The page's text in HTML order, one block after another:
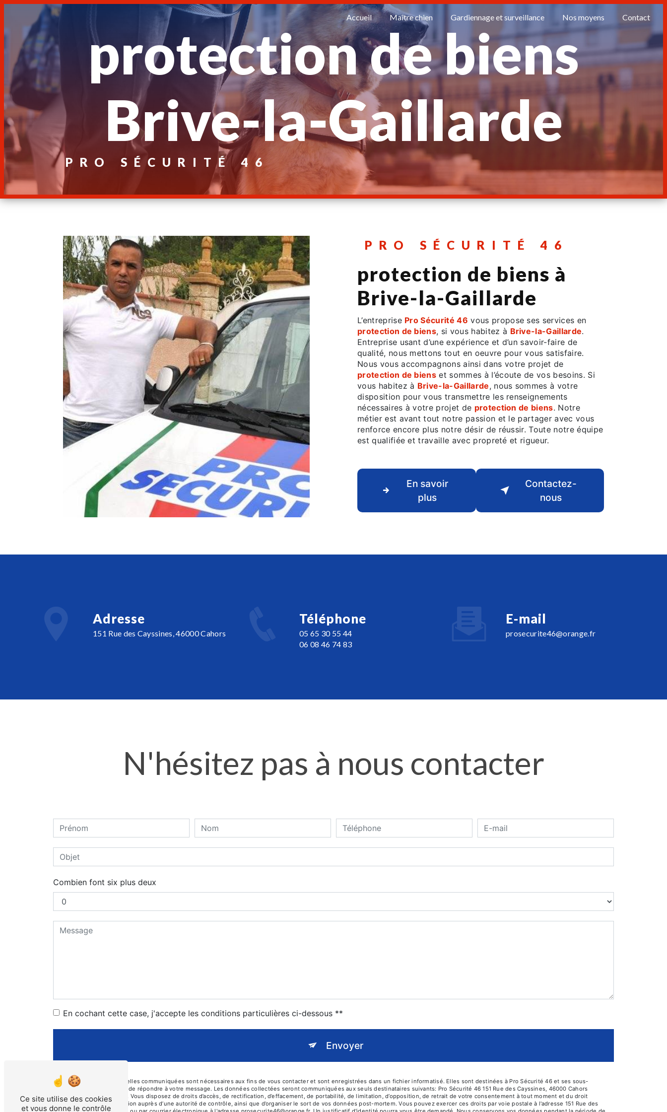
Accueil Maître chien Gardiennage et surveillance Nos moyens Contact
protection de biens
Brive-la-Gaillarde
PRO SÉCURITÉ 46
PRO SÉCURITÉ 46
protection de biens à
Brive-la-Gaillarde
L’entreprise Pro Sécurité 46 vous propose ses services en
protection de biens, si vous habitez à Brive-la-Gaillarde.
Entreprise usant d’une expérience et d’un savoir-faire de
qualité, nous mettons tout en oeuvre pour vous satisfaire.
Nous vous accompagnons ainsi dans votre projet de
protection de biens et sommes à l’écoute de vos besoins. Si
vous habitez à Brive-la-Gaillarde, nous sommes à votre
disposition pour vous transmettre les renseignements
nécessaires à votre projet de protection de biens. Notre
métier est avant tout notre passion et le partager avec vous
renforce encore plus notre désir de réussir. Toute notre équipe
est qualifiée et travaille avec propreté et rigueur.
En savoir
plus
Contactez-
nous
Adresse
151 Rue des Cayssines, 46000 Cahors
Téléphone
05 65 30 55 44
06 08 46 74 83
E-mail
prosecurite46@orange.fr
N'hésitez pas à nous contacter
Combien font six plus deux
En cochant cette case, j'accepte les conditions particulières ci-dessous **
Envoyer
** Les données personnelles communiquées sont nécessaires aux fins de vous contacter et sont enregistrées dans un fichier informatisé. Elles sont destinées à Pro Sécurité 46 et ses sous-
traitants dans le seul but de répondre à votre message. Les données collectées seront communiquées aux seuls destinataires suivants: Pro Sécurité 46 151 Rue des Cayssines, 46000 Cahors
prosecurite46@orange.fr. Vous disposez de droits d’accès, de rectification, d’effacement, de portabilité, de limitation, d’opposition, de retrait de votre consentement à tout moment et du droit
d’introduire une réclamation auprès d’une autorité de contrôle, ainsi que d’organiser le sort de vos données post-mortem. Vous pouvez exercer ces droits par voie postale à l'adresse 151 Rue des
Panneau de gestion des cookies
Ce site utilise des cookies
et vous donne le contrôle